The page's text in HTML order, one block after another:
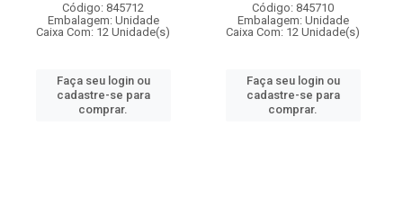
Código: 845712
Embalagem: Unidade
Caixa Com: 12 Unidade(s)
Faça seu login ou
cadastre-se para
comprar.
Código: 845710
Embalagem: Unidade
Caixa Com: 12 Unidade(s)
Faça seu login ou
cadastre-se para
comprar.